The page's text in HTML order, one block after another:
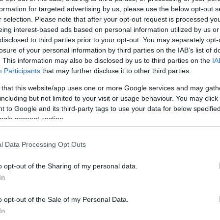
for targeted advertising by us, please use the below opt-out
selection. Please note that after your opt-out request is processed
interest-based ads based on personal information utilized by us
to third parties prior to your opt-out. You may separately
of your personal information by third parties on the IAB’s list of
This information may also be disclosed by us to third parties on the
Participants that may further disclose it to other third parties.
that this website/app uses one or more Google services and may
but not limited to your visit or usage behaviour. You may
to Google and its third-party tags to use your data for below
consent section.
Data Processing Opt Outs
opt-out of the Sharing of my personal data.
opt-out of the Sale of my Personal Data.
Jelszó Emlékezzen rám
Regisztráció
szaknévsora
KERTÉSZ ÉS KERTÉSZET REGISZTRÁCIÓ NÖVÉNYKATALÓGUS
x crocosmiflora)
elleni
át kell
a régi
a